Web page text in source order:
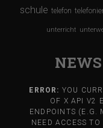
schule telefon
unterricht
ERROR: YOU
OF X API V2
ENDPOINTS (E.G.
NEED ACCESS